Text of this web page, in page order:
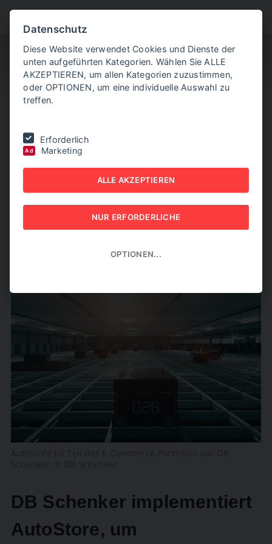
APRIL 2022|Smarte Logistiklösungen
SMARTE
LOGISTIKLÖSUNGEN
NEW BUSINESS INNOVATIONS - NR. 04, APRIL 2022
DB Schenker implementiert
AutoStore, um
Datenschutz
Diese Website verwendet Cookies und Dienste der
unten aufgeführten Kategorien. Wählen Sie ALLE
AKZEPTIEREN, um allen Kategorien zuzustimmen,
oder OPTIONEN, um eine individuelle Auswahl zu
treffen.
Erforderlich
Ad Marketing
ALLE AKZEPTIEREN
NUR ERFORDERLICHE
OPTIONEN...